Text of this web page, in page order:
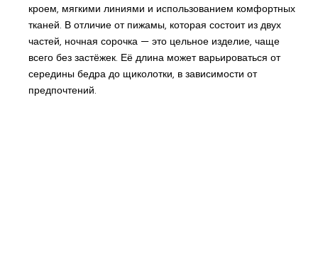
кроем, мягкими линиями и использованием комфортных
тканей. В отличие от пижамы, которая состоит из двух
частей, ночная сорочка — это цельное изделие, чаще
всего без застёжек. Её длина может варьироваться от
середины бедра до щиколотки, в зависимости от
предпочтений.